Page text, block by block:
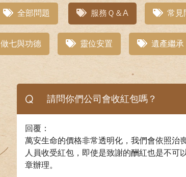
全部問題 服務Ｑ＆A 常見
做七與功德 靈位安置 遺產繼承
Q 請問你們公司會收紅包嗎？
回覆：
萬安生命的價格非常透明化，我們會依照治
人員收受紅包，即使是致謝的酬紅也是不可
章辦理。